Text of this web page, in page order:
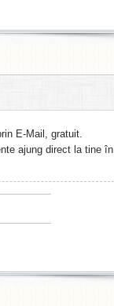
E-Mail, gratuit.
ajung direct la tine în